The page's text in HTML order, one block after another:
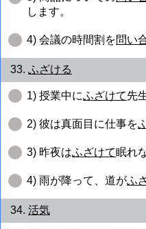
します。
4) 会議の時間割を問い
33. ふざける
1) 授業中にふざけて先
2) 彼は真面目に仕事を
3) 昨夜はふざけて眠れ
4) 雨が降って、道がふ
34. 活気